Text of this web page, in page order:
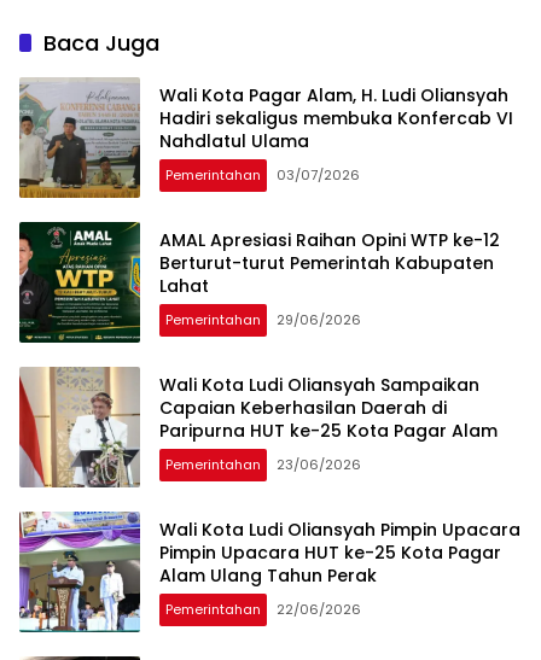
Baca Juga
Wali Kota Pagar Alam, H. Ludi Oliansyah
Hadiri sekaligus membuka Konfercab VI
Nahdlatul Ulama
Pemerintahan 03/07/2026
AMAL Apresiasi Raihan Opini WTP ke-12
Berturut-turut Pemerintah Kabupaten
Lahat
Pemerintahan 29/06/2026
Wali Kota Ludi Oliansyah Sampaikan
Capaian Keberhasilan Daerah di
Paripurna HUT ke-25 Kota Pagar Alam
Pemerintahan 23/06/2026
Wali Kota Ludi Oliansyah Pimpin Upacara
Pimpin Upacara HUT ke-25 Kota Pagar
Alam Ulang Tahun Perak
Pemerintahan 22/06/2026